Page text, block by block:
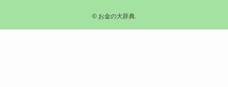
©お金の大辞典.